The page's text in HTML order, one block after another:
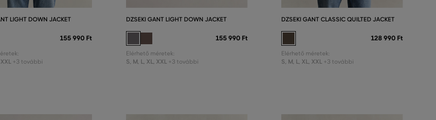
LIGHT DOWN JACKET
155 990 Ft
XXL +3 további
DZSEKI GANT LIGHT DOWN JACKET
155 990 Ft
Elérhető méretek:
S, M, L, XL, XXL +3 további
DZSEKI GANT CLASSIC QUILTED JACKET
128 990 Ft
Elérhető méretek:
S, M, L, XL, XXL +3 további